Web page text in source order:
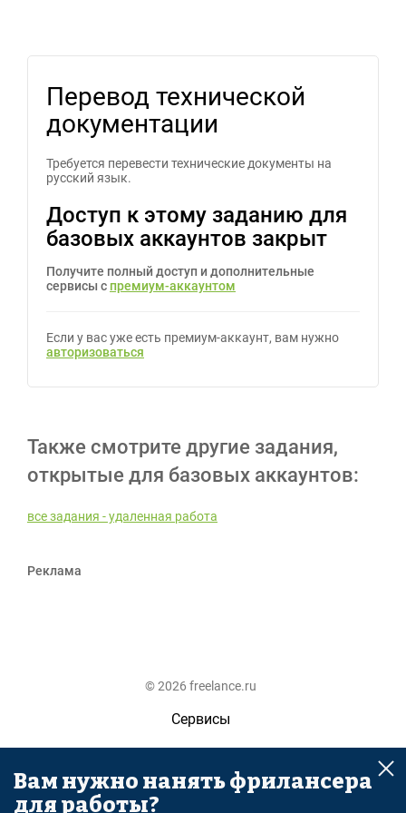
Перевод технической
документации
Требуется перевести технические документы на
русский язык.
Доступ к этому заданию для
базовых аккаунтов закрыт
Получите полный доступ и дополнительные
сервисы с премиум-аккаунтом
Если у вас уже есть премиум-аккаунт, вам нужно
авторизоваться
Также смотрите другие задания,
открытые для базовых аккаунтов:
все задания - удаленная работа
Реклама
© 2026 freelance.ru
Сервисы
Помощь
Поиск
Вам нужно нанять фрилансера
для работы?